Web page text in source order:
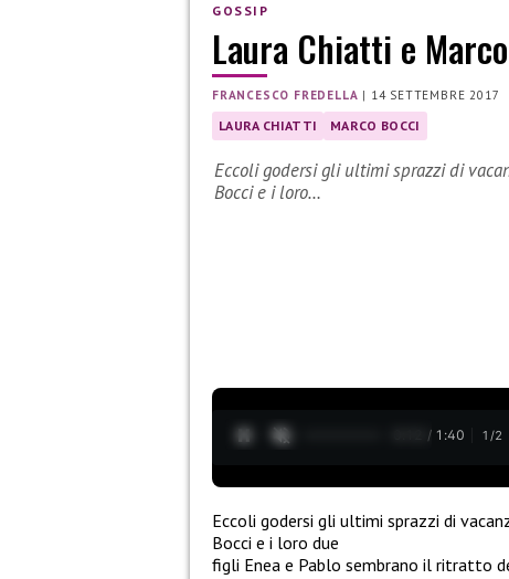
GOSSIP
Laura Chiatti e
FRANCESCO FREDELLA | 14 SETTEMBRE 2017
LAURA CHIATTI MARCO BOCCI
Eccoli godersi gli ultimi sprazzi di
Bocci e i loro…
0:13 / 1:40 1 /2
Eccoli godersi gli ultimi sprazzi di
Bocci e i loro due
figli Enea e Pablo sembrano il ritratto